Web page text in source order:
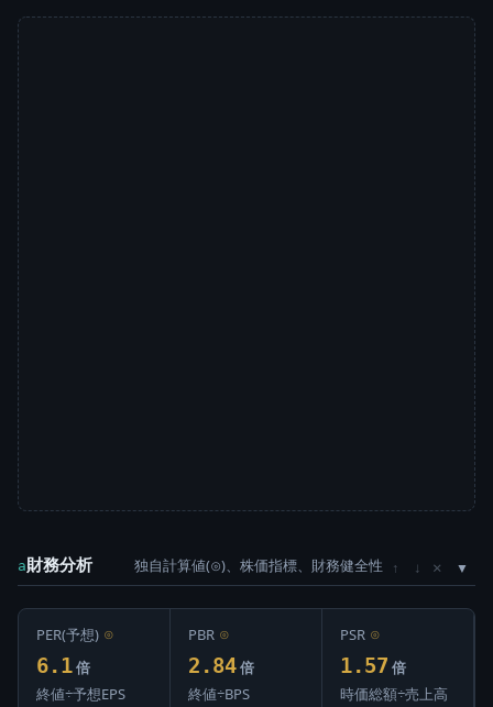
a財務分析 独自計算値(⊙)、株価指標、財務健全性 ↑ ↓ ×
PER(予想) ⊙
6.1 倍
終値÷予想EPS
PBR ⊙
2.84 倍
終値÷BPS
PSR ⊙
1.57 倍
時価総額÷売上高